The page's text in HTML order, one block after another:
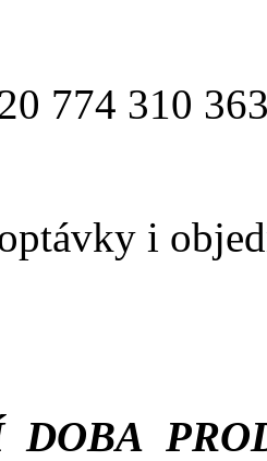
774 310
i
DOBA